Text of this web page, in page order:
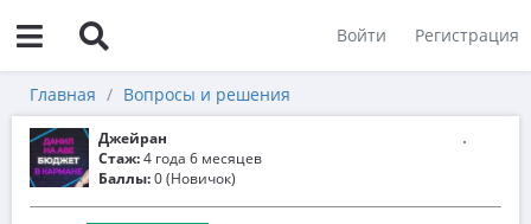
Войти Регистрация
Главная Вопросы и решения
Джейран
Стаж:4 года 6 месяцев
Баллы:0 (Новичок)